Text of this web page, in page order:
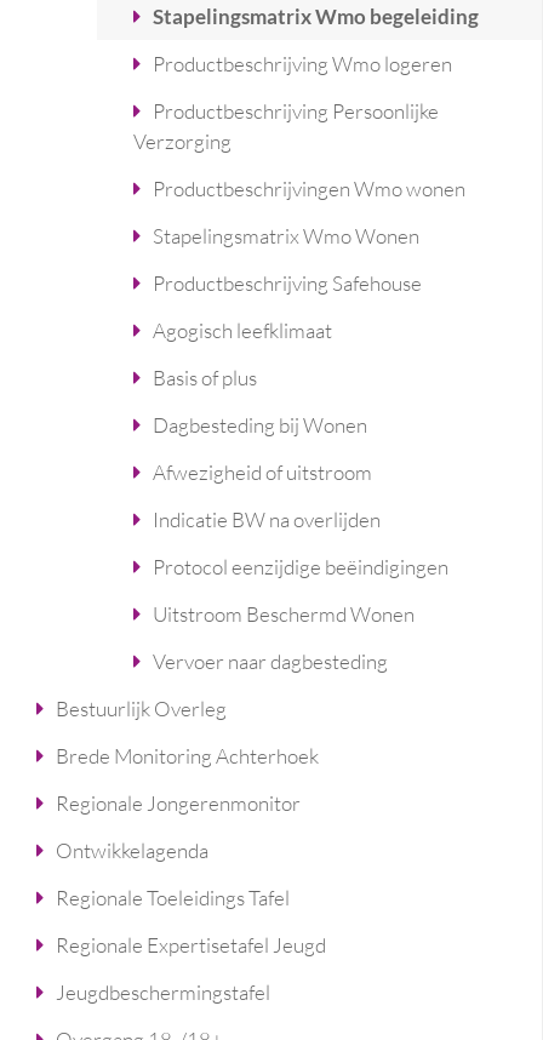
Stapelingsmatrix Wmo begeleiding
Productbeschrijving Wmo logeren
Productbeschrijving Persoonlijke
Verzorging
Productbeschrijvingen Wmo wonen
Stapelingsmatrix Wmo Wonen
Productbeschrijving Safehouse
Agogisch leefklimaat
Basis of plus
Dagbesteding bij Wonen
Afwezigheid of uitstroom
Indicatie BW na overlijden
Protocol eenzijdige beëindigingen
Uitstroom Beschermd Wonen
Vervoer naar dagbesteding
Bestuurlijk Overleg
Brede Monitoring Achterhoek
Regionale Jongerenmonitor
Ontwikkelagenda
Regionale Toeleidings Tafel
Regionale Expertisetafel Jeugd
Jeugdbeschermingstafel